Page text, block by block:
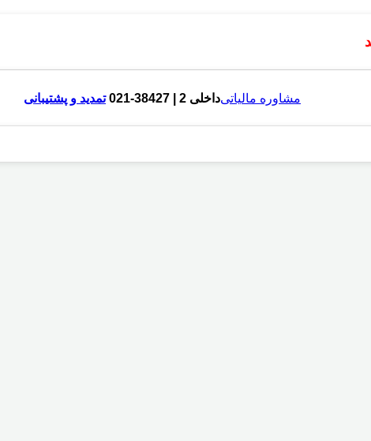
مشاوره مالیاتیداخلی 2 | 38427-021 تمدید و پشتیبانی